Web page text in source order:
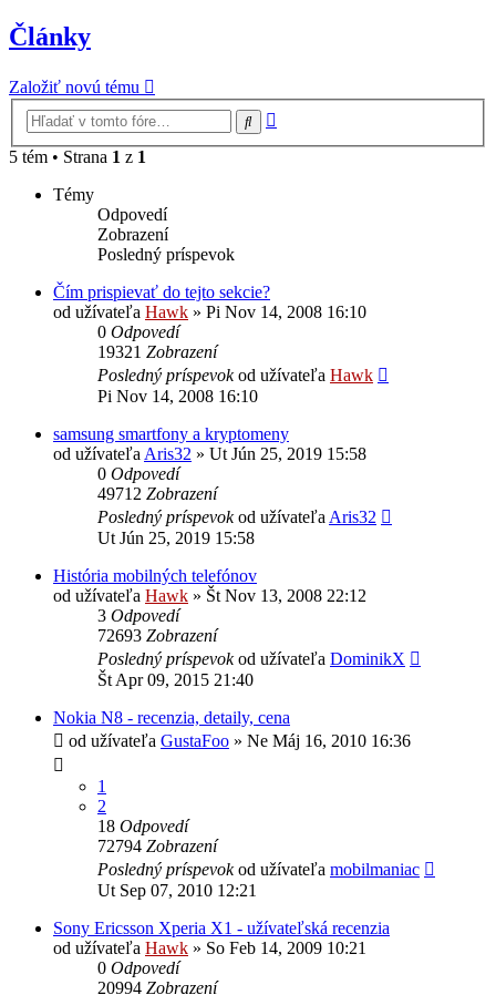
Články
Založiť novú tému
Hľadať
5 tém • Strana 1 z 1
Témy
Odpovedí
Zobrazení
Posledný príspevok
Čím prispievať do tejto sekcie?
od užívateľa Hawk » Pi Nov 14, 2008 16:10
0 Odpovedí
19321 Zobrazení
Posledný príspevokod užívateľa Hawk
Pi Nov 14, 2008 16:10
samsung smartfony a kryptomeny
od užívateľa Aris32 » Ut Jún 25, 2019 15:58
0 Odpovedí
49712 Zobrazení
Posledný príspevokod užívateľa Aris32
Ut Jún 25, 2019 15:58
História mobilných telefónov
od užívateľa Hawk » Št Nov 13, 2008 22:12
3 Odpovedí
72693 Zobrazení
Posledný príspevokod užívateľa DominikX
Št Apr 09, 2015 21:40
Nokia N8 - recenzia, detaily, cena
od užívateľa GustaFoo » Ne Máj 16, 2010 16:36
1
2
18 Odpovedí
72794 Zobrazení
Posledný príspevokod užívateľa mobilmaniac
Ut Sep 07, 2010 12:21
Sony Ericsson Xperia X1 - užívateľská recenzia
od užívateľa Hawk » So Feb 14, 2009 10:21
0 Odpovedí
20994 Zobrazení